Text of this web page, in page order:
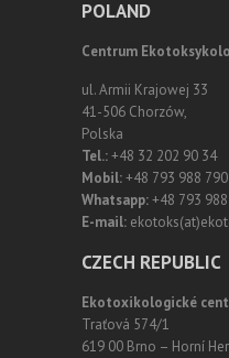
POLAND
Centrum
ul. Armii Krajowej 33
41-506 Chorzów,
Polska
Tel.:+48 32 202 90 34
Mobil:+48 793 988 790
Whatsapp:+48 793
E-mail:
CZECH REPUBLIC
Ekotoxikologické
Traťová 574/1
619 00 Brno – Horní